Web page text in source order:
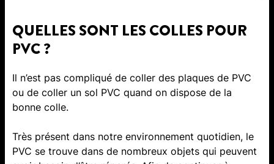
QUELLES SONT LES COLLES POUR
PVC ?
Il n’est pas compliqué de coller des plaques de PVC
ou de coller un sol PVC quand on dispose de la
bonne colle.
Très présent dans notre environnement quotidien, le
PVC se trouve dans de nombreux objets qui peuvent